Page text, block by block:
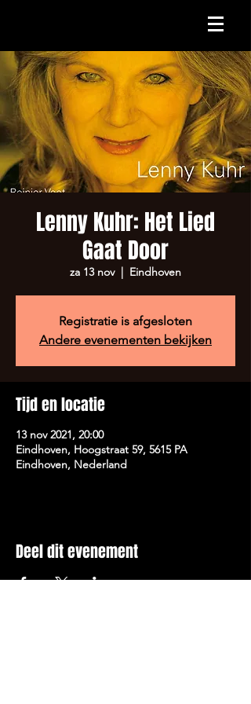
Lenny Kuhr: Het Lied
Gaat Door
za 13 nov
  |
Eindhoven
Registratie is afgesloten
Andere evenementen bekijken
Tijd en locatie
13 nov 2021, 20:00
Eindhoven, Hoogstraat 59, 5615 PA
Eindhoven, Nederland
Deel dit evenement